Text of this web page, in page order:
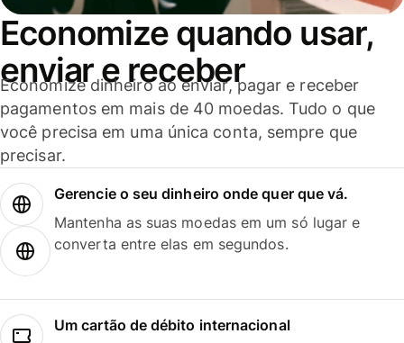
Economize quando usar,
enviar e receber
Economize dinheiro ao enviar, pagar e receber
pagamentos em mais de 40 moedas. Tudo o que
você precisa em uma única conta, sempre que
precisar.
Gerencie o seu dinheiro onde quer que vá.
Mantenha as suas moedas em um só lugar e
converta entre elas em segundos.
Um cartão de débito internacional